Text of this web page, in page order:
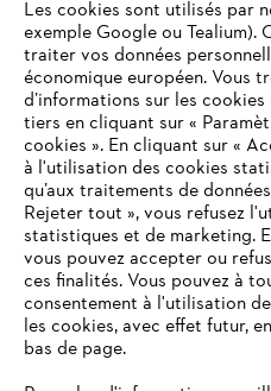
Questions / Réponses
Service
Conditions Générales de
VOTRE
N'EST PLUS PRIS
Vous utilisez un navigateur
en charge, et certaines
peuvent fonctionner
Les cookies sont utilisés par
exemple Google ou
traiter vos données
économique européen. Vous
d’informations sur les
tiers en cliquant sur «
cookies ». En cliquant sur «
à l'utilisation des cookies
qu’aux traitements de
Rejeter tout », vous refusez
statistiques et de marketing.
vous pouvez accepter ou
ces finalités. Vous pouvez à
consentement à l'utilisation
les cookies, avec effet futur,
bas de page.